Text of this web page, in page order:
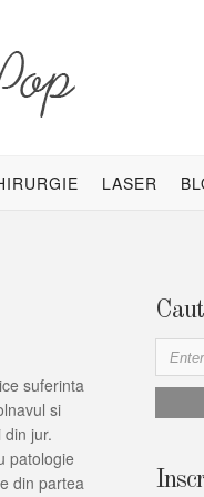
LASER
suferinta
si
jur.
patologie
din partea
e
r
h